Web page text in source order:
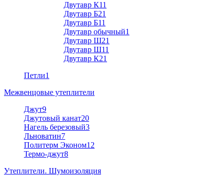
Двутавр К11
Двутавр Б21
Двутавр Б11
Двутавр обычный1
Двутавр Ш21
Двутавр Ш11
Двутавр К21
Петли1
Межвенцовые утеплители
Джут9
Джутовый канат20
Нагель березовый3
Льноватин7
Политерм Эконом12
Термо-джут8
Утеплители. Шумоизоляция